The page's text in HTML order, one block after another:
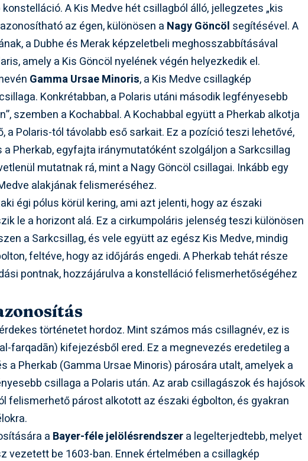
A Kis Medve hét csillagból álló, jellegzetes „kis
az égen, különösen a Nagy Göncöl segítésével. A
a Dubhe és Merak képzeletbeli meghosszabbításával
amely a Kis Göncöl nyelének végén helyezkedik el.
Gamma Ursae Minoris, a Kis Medve csillagkép
Konkrétabban, a Polaris utáni második legfényesebb
szemben a Kochabbal. A Kochabbal együtt a Pherkab alkotja
a Polaris-tól távolabb eső sarkait. Ez a pozíció teszi lehetővé,
a Pherkab, egyfajta iránymutatóként szolgáljon a Sarkcsillag
mutatnak rá, mint a Nagy Göncöl csillagai. Inkább egy
alakjának felismeréséhez.
égi pólus körül kering, ami azt jelenti, hogy az északi
le a horizont alá. Ez a cirkumpoláris jelenség teszi különösen
a Sarkcsillag, és vele együtt az egész Kis Medve, mindig
feltéve, hogy az időjárás engedi. A Pherkab tehát része
pontnak, hozzájárulva a konstelláció felismerhetőségéhez
történetet hordoz. Mint számos más csillagnév, ez is
farqadān) kifejezésből ered. Ez a megnevezés eredetileg a
a Pherkab (Gamma Ursae Minoris) párosára utalt, amelyek a
csillaga a Polaris után. Az arab csillagászok és hajósok
felismerhető párost alkotott az északi égbolton, és gyakran
a Bayer-féle jelölésrendszera legelterjedtebb, melyet
vezetett be 1603-ban. Ennek értelmében a csillagkép